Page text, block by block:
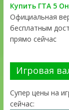
Купить ГТА 5
Официальная
бесплатным
прямо сейчас
Игровая
Супер цены на
сейчас: